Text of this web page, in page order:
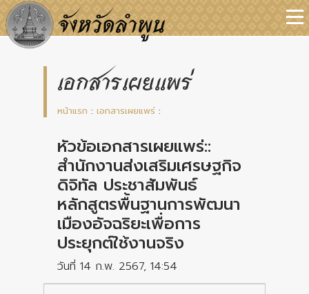
เอกสารเผยแพร่
หน้าแรก : เอกสารเผยแพร่ :
หัวข้อเอกสารเผยแพร่::
สำนักงานส่งเสริมเศรษฐกิจ
ดิจิทัล ประชาสัมพันธ์
หลักสูตรพื้นฐานการพัฒนา
เมืองอัจฉริยะเพื่อการ
ประยุกต์ใช้งานจริง
วันที่ 14 ก.พ. 2567, 14:54